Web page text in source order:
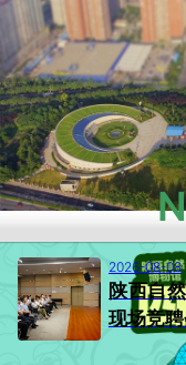
N
2026-08-08
陕西自
现场竞